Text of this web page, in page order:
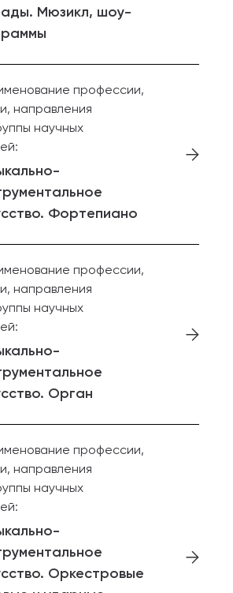
Мюзикл, шоу-
профессии,
направления
научных
Фортепиано
профессии,
направления
научных
Орган
профессии,
направления
научных
Оркестровые